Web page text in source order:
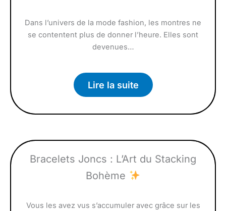
Dans l’univers de la mode fashion, les montres ne
se contentent plus de donner l’heure. Elles sont
devenues…
Lire la suite
Bracelets Joncs : L’Art du Stacking
Bohème
Vous les avez vus s’accumuler avec grâce sur les